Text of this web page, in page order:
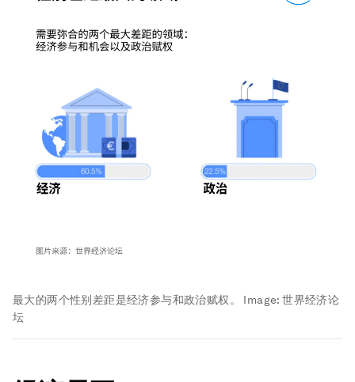
最大的两个性别差距是经济参与和政治赋权。 Image:世界经济论
坛